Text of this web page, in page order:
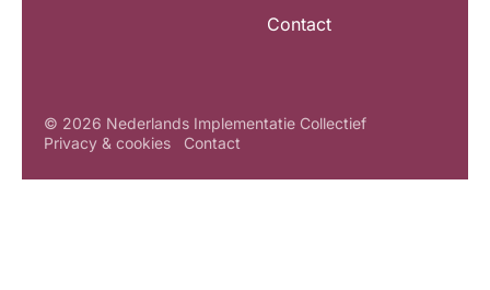
Contact
© 2026 Nederlands Implementatie Collectief
Privacy & cookies
Contact